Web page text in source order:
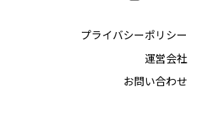
プライバシーポリシー
運営会社
お問い合わせ